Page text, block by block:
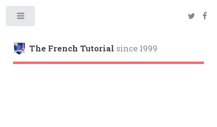
The French Tutorial since 1999